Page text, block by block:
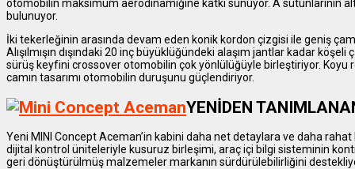
otomobilin maksimum aerodinamiğine katkı sunuyor. A sütunlarının
bulunuyor.
İki tekerleğinin arasında devam eden konik kordon çizgisi ile geniş
Alışılmışın dışındaki 20 inç büyüklüğündeki alaşım jantlar kadar
sürüş keyfini crossover otomobilin çok yönlülüğüyle birleştiriyor. Koyu
camın tasarımı otomobilin duruşunu güçlendiriyor.
YENİDEN
Yeni MINI Concept Aceman’in kabini daha net detaylara ve daha
dijital kontrol üniteleriyle kusuruz birleşimi, araç içi bilgi sisteminin
geri dönüştürülmüş malzemeler markanın sürdürülebilirliğini